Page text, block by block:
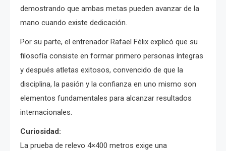
demostrando que ambas metas pueden avanzar de la
mano cuando existe dedicación.
Por su parte, el entrenador Rafael Félix explicó que su
filosofía consiste en formar primero personas íntegras
y después atletas exitosos, convencido de que la
disciplina, la pasión y la confianza en uno mismo son
elementos fundamentales para alcanzar resultados
internacionales.
Curiosidad:
La prueba de relevo 4×400 metros exige una